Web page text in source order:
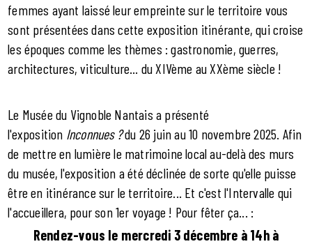
femmes ayant laissé leur empreinte sur le territoire vous
sont présentées dans cette exposition itinérante, qui croise
les époques comme les thèmes : gastronomie, guerres,
architectures, viticulture… du XIVème au XXème siècle !
Le Musée du Vignoble Nantais a présenté
l'exposition Inconnues ?du 26 juin au 10 novembre 2025. Afin
de mettre en lumière le matrimoine local au-delà des murs
du musée, l'exposition a été déclinée de sorte qu'elle puisse
être en itinérance sur le territoire... Et c'est l'Intervalle qui
l'accueillera, pour son 1er voyage ! Pour fêter ça... :
Rendez-vous le mercredi 3 décembre à 14h à